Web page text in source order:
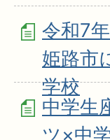
令和7
姫路市
学校
中学生
ツ×中